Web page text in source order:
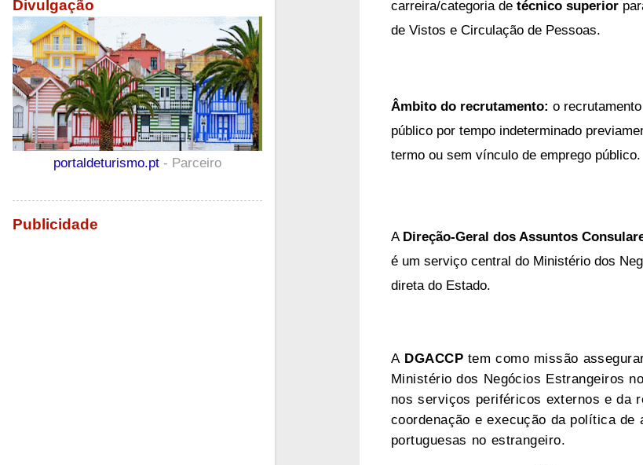
carreira/categoria de técnico superior
de Vistos e Circulação de Pessoas.
Âmbito do recrutamento: o
público por tempo indeterminado
termo ou sem vínculo de emprego público.
A Direção-Geral dos Assuntos
é um serviço central do Ministério dos
direta do Estado.
A DGACCP tem como missão
Ministério dos Negócios Estrangeiros
nos serviços periféricos externos e da
coordenação e execução da política de
portuguesas no estrangeiro.
Divulgação
portaldeturismo.pt - Parceiro
Publicidade